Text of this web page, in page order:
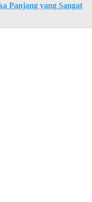
Panjang yang Sangat